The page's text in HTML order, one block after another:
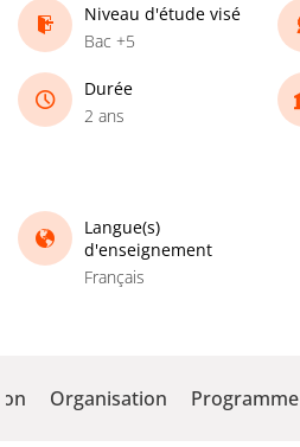
Niveau d'étude visé
Bac +5
Durée
2 ans
Langue(s)
d'enseignement
Français
Organisation Programme